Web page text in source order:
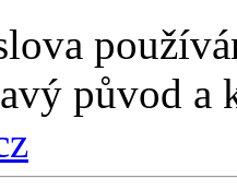
původ a